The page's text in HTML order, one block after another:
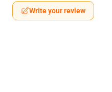
Write your review